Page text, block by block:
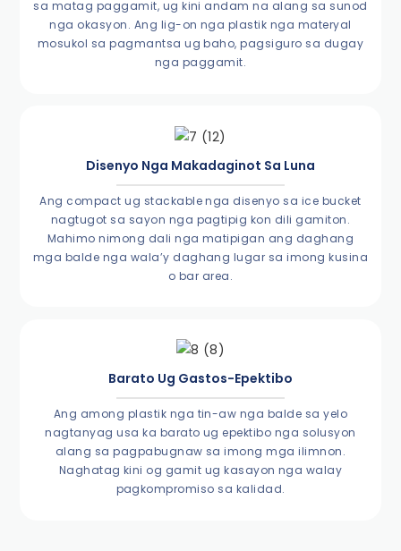
sa matag paggamit, ug kini andam na alang sa sunod
nga okasyon. Ang lig-on nga plastik nga materyal
mosukol sa pagmantsa ug baho, pagsiguro sa dugay
nga paggamit.
Disenyo Nga Makadaginot Sa Luna
Ang compact ug stackable nga disenyo sa ice bucket
nagtugot sa sayon ​​nga pagtipig kon dili gamiton.
Mahimo nimong dali nga matipigan ang daghang
mga balde nga wala’y daghang lugar sa imong kusina
o bar area.
Barato Ug Gastos-Epektibo
Ang among plastik nga tin-aw nga balde sa yelo
nagtanyag usa ka barato ug epektibo nga solusyon
alang sa pagpabugnaw sa imong mga ilimnon.
Naghatag kini og gamit ug kasayon ​​​​nga walay
pagkompromiso sa kalidad.